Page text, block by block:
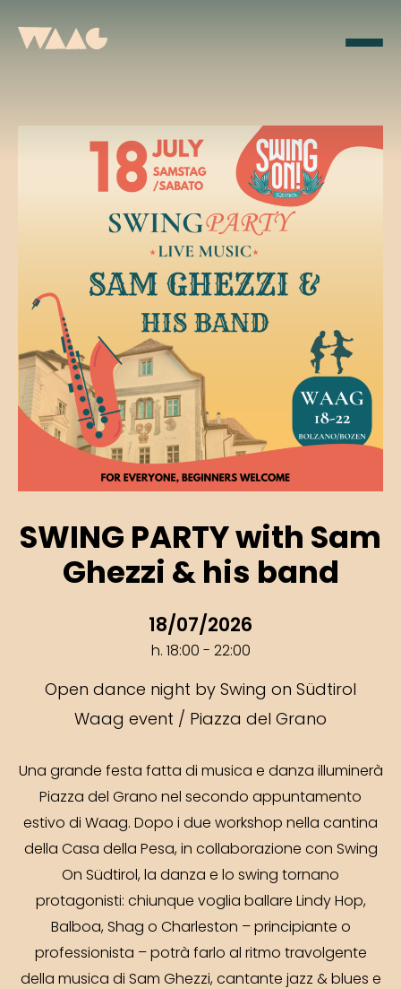
SWING PARTY with Sam
Ghezzi & his band
18/07/2026
h. 18:00 - 22:00
Open dance night by Swing on Südtirol
Waag event / Piazza del Grano
Una grande festa fatta di musica e danza illuminerà
Piazza del Grano nel secondo appuntamento
estivo di Waag. Dopo i due workshop nella cantina
della Casa della Pesa, in collaborazione con Swing
On Südtirol, la danza e lo swing tornano
protagonisti: chiunque voglia ballare Lindy Hop,
Balboa, Shag o Charleston – principiante o
professionista – potrà farlo al ritmo travolgente
della musica di Sam Ghezzi, cantante jazz & blues e